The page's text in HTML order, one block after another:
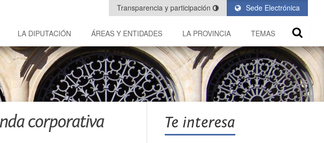
Sede Electrónica
Transparencia y participación
LA DIPUTACIÓN ÁREAS Y ENTIDADES LA PROVINCIA TEMAS
corporativa Te interesa